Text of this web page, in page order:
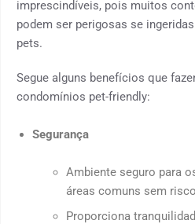
imprescindíveis, pois muitos
podem ser perigosas se
pets.
Segue alguns benefícios que
condomínios pet-friendly:
Segurança
Ambiente seguro para
áreas comuns sem
Proporciona